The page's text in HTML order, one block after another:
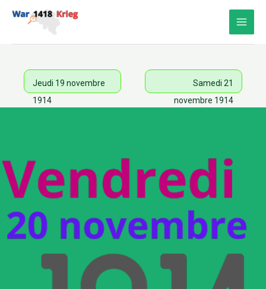
Jeudi 19 novembre
1914
Samedi 21
novembre 1914